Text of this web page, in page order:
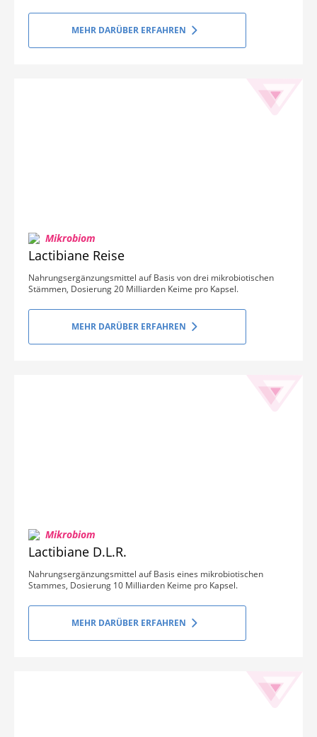
MEHR DARÜBER ERFAHREN
Mikrobiom
Lactibiane Reise
Nahrungsergänzungsmittel auf Basis von drei mikrobiotischen
Stämmen, Dosierung 20 Milliarden Keime pro Kapsel.
MEHR DARÜBER ERFAHREN
Mikrobiom
Lactibiane D.L.R.
Nahrungsergänzungsmittel auf Basis eines mikrobiotischen
Stammes, Dosierung 10 Milliarden Keime pro Kapsel.
MEHR DARÜBER ERFAHREN